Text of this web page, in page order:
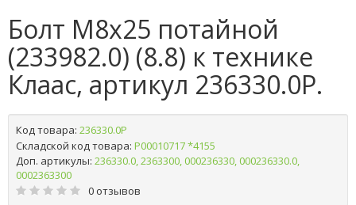
Болт М8х25 потайной
(233982.0) (8.8) к технике
Клаас, артикул 236330.0P.
Код товара: 236330.0P
Складской код товара: Р00010717 *4155
Доп. артикулы: 236330.0, 2363300, 000236330, 000236330.0,
0002363300
0 отзывов